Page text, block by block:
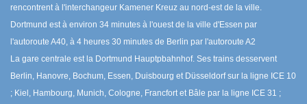
rencontrent à l'interchangeur Kamener Kreuz au nord-est de la ville.
Dortmund est à environ 34 minutes à l'ouest de la ville d'Essen par
l'autoroute A40, à 4 heures 30 minutes de Berlin par l'autoroute A2
La gare centrale est la Dortmund Hauptpbahnhof. Ses trains desservent
Berlin, Hanovre, Bochum, Essen, Duisbourg et Düsseldorf sur la ligne ICE 10
; Kiel, Hambourg, Munich, Cologne, Francfort et Bâle par la ligne ICE 31 ;